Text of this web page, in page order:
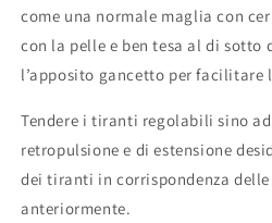
come una normale maglia con
con la pelle e ben tesa al di sotto
l’apposito gancetto per facilitare
Tendere i tiranti regolabili sino
retropulsione e di estensione
dei tiranti in corrispondenza
anteriormente.